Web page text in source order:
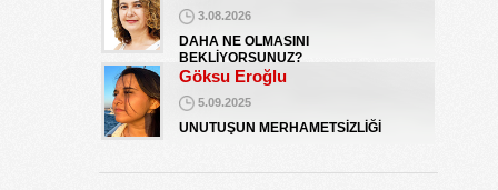
3.08.2026
DAHA NE OLMASINI
BEKLİYORSUNUZ?
Göksu Eroğlu
5.09.2025
UNUTUŞUN MERHAMETSİZLİĞİ